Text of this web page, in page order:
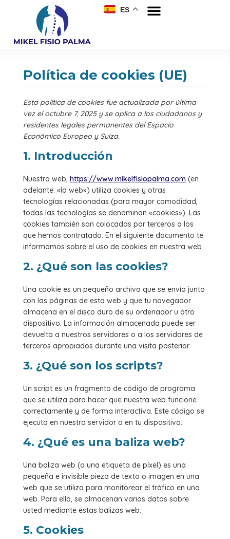
ES
Política de cookies (UE)
Esta política de cookies fue actualizada por última
vez el octubre 7, 2025 y se aplica a los ciudadanos y
residentes legales permanentes del Espacio
Económico Europeo y Suiza.
1. Introducción
Nuestra web, https://www.mikelfisiopalma.com(en
adelante: «la web») utiliza cookies y otras
tecnologías relacionadas (para mayor comodidad,
todas las tecnologías se denominan «cookies»). Las
cookies también son colocadas por terceros a los
que hemos contratado. En el siguiente documento te
informamos sobre el uso de cookies en nuestra web.
2. ¿Qué son las cookies?
Una cookie es un pequeño archivo que se envía junto
con las páginas de esta web y que tu navegador
almacena en el disco duro de su ordenador u otro
dispositivo. La información almacenada puede ser
devuelta a nuestros servidores o a los servidores de
terceros apropiados durante una visita posterior.
3. ¿Qué son los scripts?
Un script es un fragmento de código de programa
que se utiliza para hacer que nuestra web funcione
correctamente y de forma interactiva. Este código se
ejecuta en nuestro servidor o en tu dispositivo.
4. ¿Qué es una baliza web?
Una baliza web (o una etiqueta de píxel) es una
pequeña e invisible pieza de texto o imagen en una
web que se utiliza para monitorear el tráfico en una
web. Para ello, se almacenan varios datos sobre
usted mediante estas balizas web.
5. Cookies